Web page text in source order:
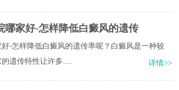
哪家好-怎样降低白癜风的遗传
-怎样降低白癜风的遗传率呢？白癜风是一种较
遗传特性让许多.....
详情>>